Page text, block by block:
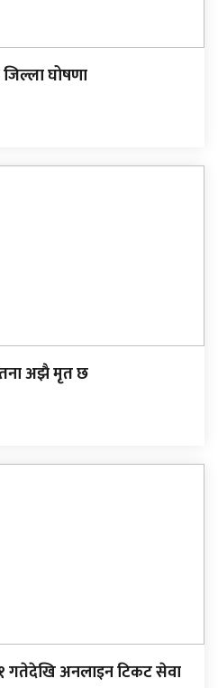
घोषणा
अझै मृत छ
गतेदेखि अनलाइन टिकट सेवा